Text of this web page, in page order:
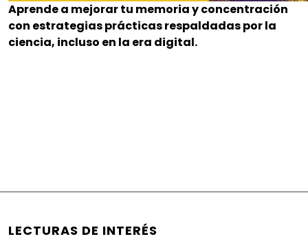
Aprende a mejorar tu memoria y concentración
con estrategias prácticas respaldadas por la
ciencia, incluso en la era digital.
LECTURAS DE INTERÉS